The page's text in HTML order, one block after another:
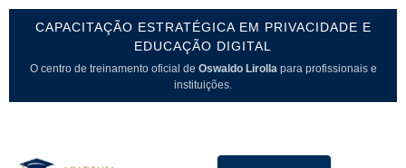
CAPACITAÇÃO ESTRATÉGICA EM PRIVACIDADE E
EDUCAÇÃO DIGITAL
O centro de treinamento oficial de Oswaldo Lirollapara profissionais e
instituições.